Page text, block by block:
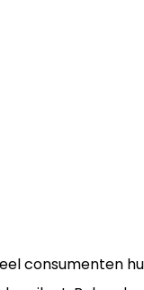
consumenten